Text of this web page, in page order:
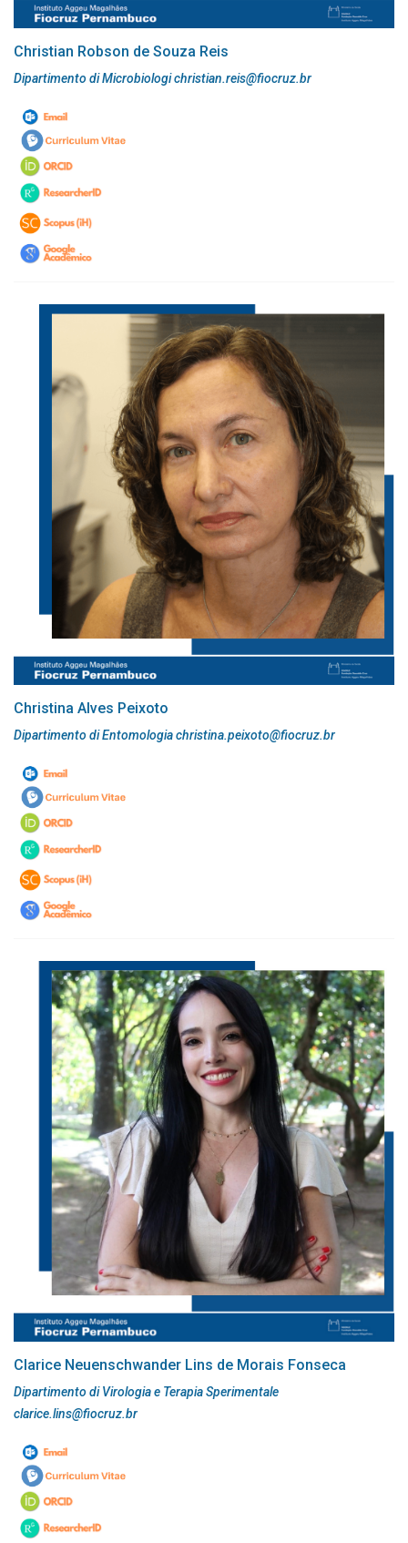
Christian Robson de Souza Reis
Dipartimento di Microbiologi christian.reis@fiocruz.br
Christina Alves Peixoto
Dipartimento di Entomologia christina.peixoto@fiocruz.br
Clarice Neuenschwander Lins de Morais Fonseca
Dipartimento di Virologia e Terapia Sperimentale
clarice.lins@fiocruz.br